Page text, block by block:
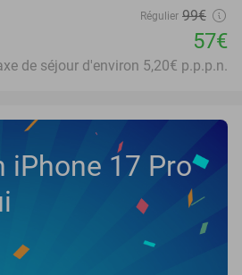
Régulier 99€
57€
de séjour d'environ 5,20€ p.p.p.n.
iPhone 17 Pro